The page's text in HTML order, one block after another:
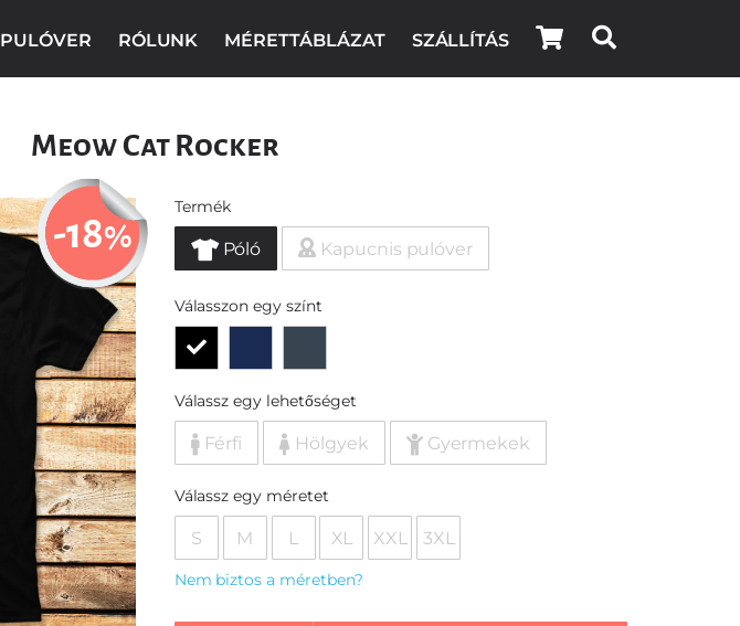
PULÓVER RÓLUNK MÉRETTÁBLÁZAT SZÁLLÍTÁS
Meow Cat Rocker
-18%
Termék
Póló Kapucnis pulóver
Válasszon egy színt
Válassz egy lehetőséget
Férfi Hölgyek Gyermekek
Válassz egy méretet
S M L XL XXL 3XL
Nem biztos a méretben?